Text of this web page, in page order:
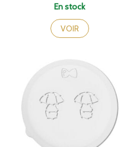
En stock
VOIR